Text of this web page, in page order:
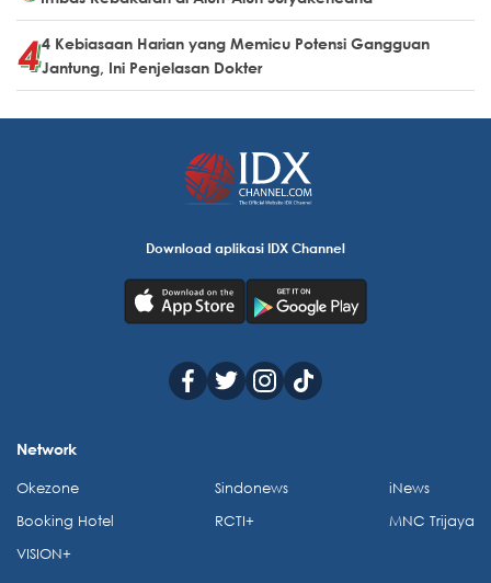
4 Kebiasaan Harian yang Memicu Potensi Gangguan
Jantung, Ini Penjelasan Dokter
Download aplikasi IDX Channel
Network
Okezone
Booking Hotel
VISION+
Sindonews
RCTI+
iNews
MNC Trijaya